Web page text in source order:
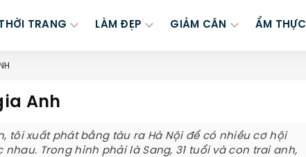
TRANG LÀM ĐẸP GIẢM CÂN ẨM THỰC
Anh
tôi xuất phát bằng tàu ra Hà Nội để có nhiều cơ hội
Trong hình phải là Sang, 31 tuổi và con trai anh,